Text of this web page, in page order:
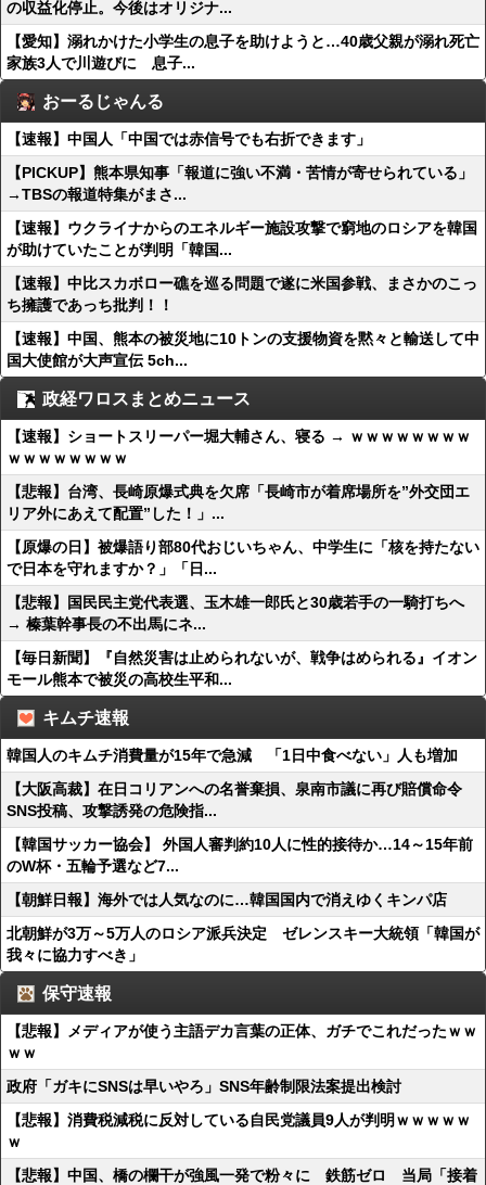
の収益化停止。今後はオリジナ...
【愛知】溺れかけた小学生の息子を助けようと…40歳父親が溺れ死亡
家族3人で川遊びに 息子...
おーるじゃんる
【速報】中国人「中国では赤信号でも右折できます」
【PICKUP】熊本県知事「報道に強い不満・苦情が寄せられている」
→TBSの報道特集がまさ...
【速報】ウクライナからのエネルギー施設攻撃で窮地のロシアを韓国
が助けていたことが判明「韓国...
【速報】中比スカボロー礁を巡る問題で遂に米国参戦、まさかのこっ
ち擁護であっち批判！！
【速報】中国、熊本の被災地に10トンの支援物資を黙々と輸送して中
国大使館が大声宣伝 5ch...
政経ワロスまとめニュース
【速報】ショートスリーパー堀大輔さん、寝る → ｗｗｗｗｗｗｗｗ
ｗｗｗｗｗｗｗｗ
【悲報】台湾、長崎原爆式典を欠席「長崎市が着席場所を”外交団エ
リア外にあえて配置”した！」...
【原爆の日】被爆語り部80代おじいちゃん、中学生に「核を持たない
で日本を守れますか？」「日...
【悲報】国民民主党代表選、玉木雄一郎氏と30歳若手の一騎打ちへ
→ 榛葉幹事長の不出馬にネ...
【毎日新聞】『自然災害は止められないが、戦争はめられる』イオン
モール熊本で被災の高校生平和...
キムチ速報
韓国人のキムチ消費量が15年で急減 「1日中食べない」人も増加
【大阪高裁】在日コリアンへの名誉棄損、泉南市議に再び賠償命令
SNS投稿、攻撃誘発の危険指...
【韓国サッカー協会】 外国人審判約10人に性的接待か…14～15年前
のW杯・五輪予選など7...
【朝鮮日報】海外では人気なのに…韓国国内で消えゆくキンパ店
北朝鮮が3万～5万人のロシア派兵決定 ゼレンスキー大統領「韓国が
我々に協力すべき」
保守速報
【悲報】メディアが使う主語デカ言葉の正体、ガチでこれだったｗｗ
ｗｗ
政府「ガキにSNSは早いやろ」SNS年齢制限法案提出検討
【悲報】消費税減税に反対している自民党議員9人が判明ｗｗｗｗｗ
ｗ
【悲報】中国、橋の欄干が強風一発で粉々に 鉄筋ゼロ 当局「接着